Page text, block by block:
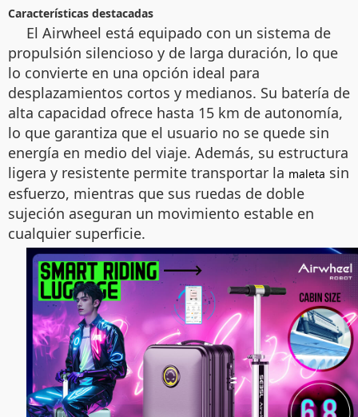
Características destacadas
El Airwheel está equipado con un sistema de
propulsión silencioso y de larga duración, lo que
lo convierte en una opción ideal para
desplazamientos cortos y medianos. Su batería de
alta capacidad ofrece hasta 15 km de autonomía,
lo que garantiza que el usuario no se quede sin
energía en medio del viaje. Además, su estructura
ligera y resistente permite transportar la maleta sin
esfuerzo, mientras que sus ruedas de doble
sujeción aseguran un movimiento estable en
cualquier superficie.